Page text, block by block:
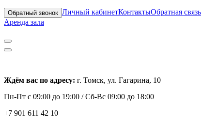
Обратный звонок Личный кабинетКонтактыОбратная связь
Аренда зала
Ждём вас по адресу: г. Томск, ул. Гагарина, 10
Пн-Пт с 09:00 до 19:00 /Сб-Вс 09:00 до 18:00
+7 901 611 42 10